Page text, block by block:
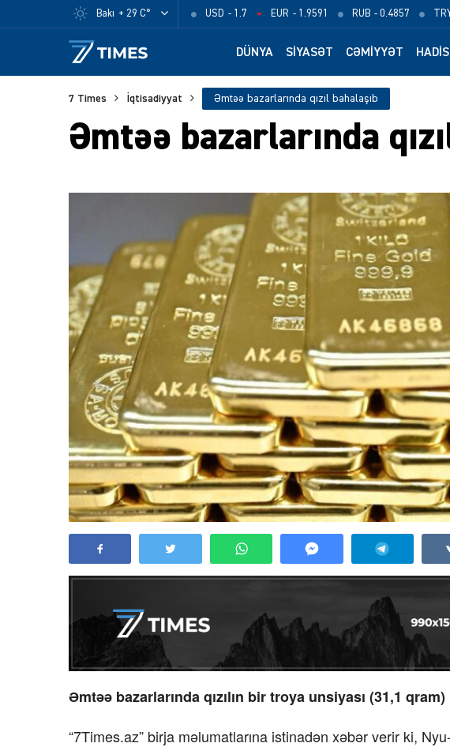
Bakı + 29 C° USD - 1.7 EUR - 1.9591 RUB - 0.4857
DÜNYA SIYASƏT CƏMIYYƏT
7 Times İqtisadiyyat Əmtəə bazarlarında qızıl bahalaşıb
Əmtəə bazarlarında
Əmtəə bazarlarında qızılın bir troya unsiyası (31,1
“7Times.az” birja məlumatlarına istinadən xəbər verir ki,